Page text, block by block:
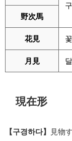
野次馬
花見
月見
現在形
【구경하다】
見物